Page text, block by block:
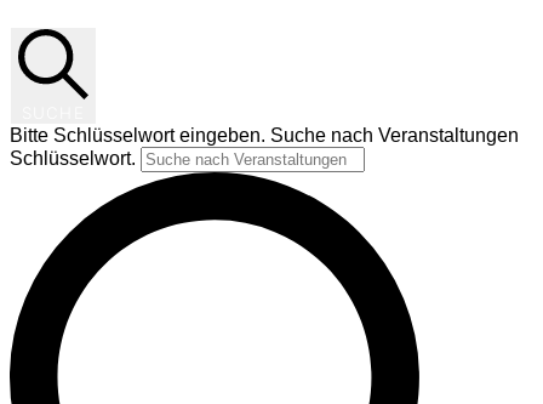
Bitte Schlüsselwort eingeben. Suche nach Veranstaltungen
Schlüsselwort.